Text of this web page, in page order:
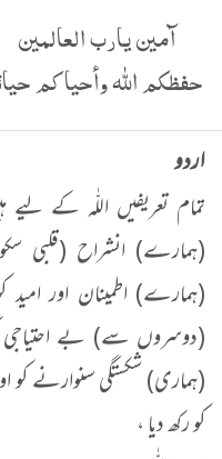
آمين يارب العالمين
حفظكم الله وأحياكم
اردو
تمام تعریفیں اللّٰہ کے
(ہمارے) انشراح (قلبی
(ہمارے) اطمینان اور
(دوسروں سے) بے
(ہماری) شکستگی سنوارنے
کو رکھ دیا ،